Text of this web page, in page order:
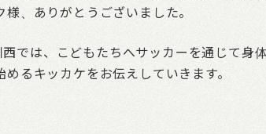
、ありがとうございました。
では、こどもたちへサッカーを通じて身
るキッカケをお伝えしていきます。